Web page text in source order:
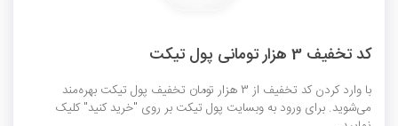
کد تخفیف 3 هزار تومانی پول تیکت
با وارد کردن کد تخفیف از 3 هزار تومان تخفیف پول تیکت بهره‌مند
می‌شوید. برای ورود به وبسایت پول تیکت بر روی "خرید کنید" کلیک